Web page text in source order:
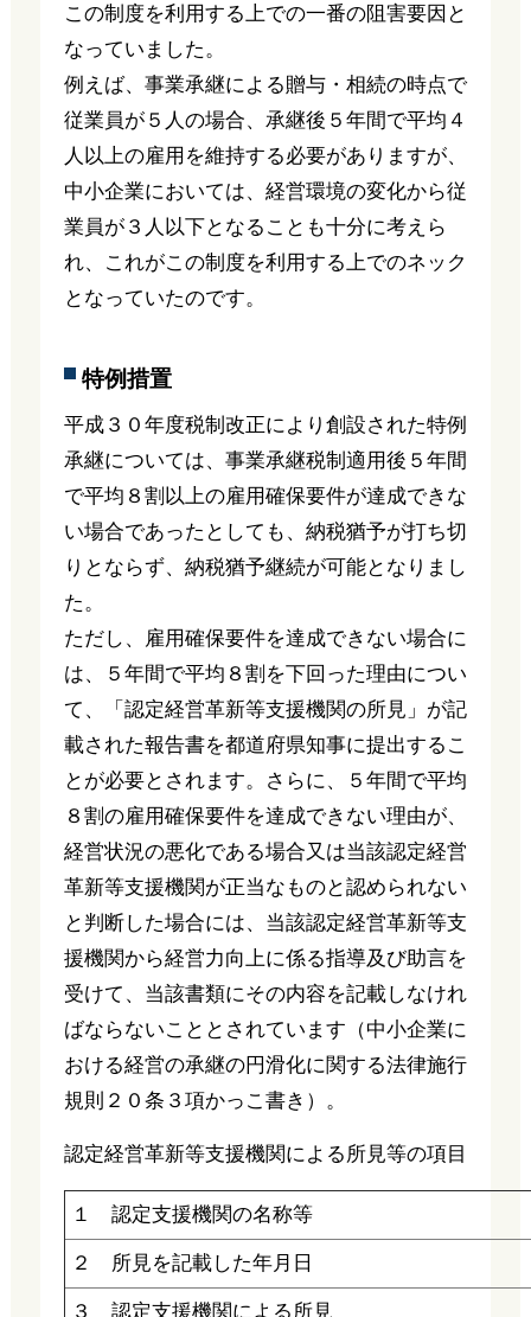
この制度を利用する上での一番の阻害要因と
なっていました。
例えば、事業承継による贈与・相続の時点で
従業員が５人の場合、承継後５年間で平均４
人以上の雇用を維持する必要がありますが、
中小企業においては、経営環境の変化から従
業員が３人以下となることも十分に考えら
れ、これがこの制度を利用する上でのネック
となっていたのです。
特例措置
平成３０年度税制改正により創設された特例
承継については、事業承継税制適用後５年間
で平均８割以上の雇用確保要件が達成できな
い場合であったとしても、納税猶予が打ち切
りとならず、納税猶予継続が可能となりまし
た。
ただし、雇用確保要件を達成できない場合に
は、５年間で平均８割を下回った理由につい
て、「認定経営革新等支援機関の所見」が記
載された報告書を都道府県知事に提出するこ
とが必要とされます。さらに、５年間で平均
８割の雇用確保要件を達成できない理由が、
経営状況の悪化である場合又は当該認定経営
革新等支援機関が正当なものと認められない
と判断した場合には、当該認定経営革新等支
援機関から経営力向上に係る指導及び助言を
受けて、当該書類にその内容を記載しなけれ
ばならないこととされています（中小企業に
おける経営の承継の円滑化に関する法律施行
規則２０条３項かっこ書き）。
認定経営革新等支援機関による所見等の項目
１ 認定支援機関の名称等
２ 所見を記載した年月日
３ 認定支援機関による所見